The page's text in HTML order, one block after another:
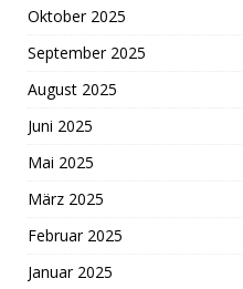
Oktober 2025
September 2025
August 2025
Juni 2025
Mai 2025
März 2025
Februar 2025
Januar 2025